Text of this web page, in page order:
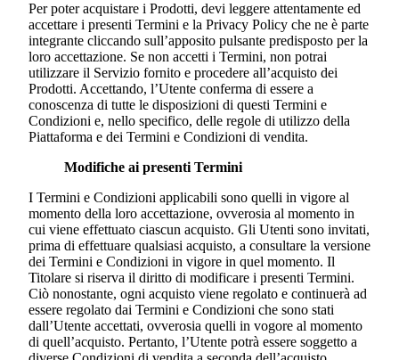
Per poter acquistare i Prodotti, devi leggere attentamente ed
accettare i presenti Termini e la Privacy Policy che ne è parte
integrante cliccando sull’apposito pulsante predisposto per la
loro accettazione. Se non accetti i Termini, non potrai
utilizzare il Servizio fornito e procedere all’acquisto dei
Prodotti. Accettando, l’Utente conferma di essere a
conoscenza di tutte le disposizioni di questi Termini e
Condizioni e, nello specifico, delle regole di utilizzo della
Piattaforma e dei Termini e Condizioni di vendita.
Modifiche ai presenti Termini
I Termini e Condizioni applicabili sono quelli in vigore al
momento della loro accettazione, ovverosia al momento in
cui viene effettuato ciascun acquisto. Gli Utenti sono invitati,
prima di effettuare qualsiasi acquisto, a consultare la versione
dei Termini e Condizioni in vigore in quel momento. Il
Titolare si riserva il diritto di modificare i presenti Termini.
Ciò nonostante, ogni acquisto viene regolato e continuerà ad
essere regolato dai Termini e Condizioni che sono stati
dall’Utente accettati, ovverosia quelli in vogore al momento
di quell’acquisto. Pertanto, l’Utente potrà essere soggetto a